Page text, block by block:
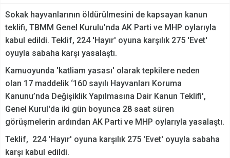
Sokak hayvanlarının öldürülmesini de kapsayan kanun
teklifi, TBMM Genel Kurulu'nda AK Parti ve MHP oylarıyla
kabul edildi. Teklif, 224 'Hayır' oyuna karşılık 275 'Evet'
oyuyla sabaha karşı yasalaştı.
Kamuoyunda 'katliam yasası' olarak tepkilere neden
olan 17 maddelik ‘160 sayılı Hayvanları Koruma
Kanunu’nda Değişiklik Yapılmasına Dair Kanun Teklifi',
Genel Kurul'da iki gün boyunca 28 saat süren
görüşmelerin ardından AK Parti ve MHP oylarıyla yasalaştı.
Teklif, 224 'Hayır' oyuna karşılık 275 'Evet' oyuyla sabaha
karşı kabul edildi.